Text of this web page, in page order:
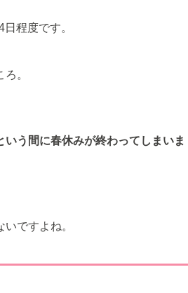
程度です。
。
う間に春休みが終わってしまいま
ですよね。